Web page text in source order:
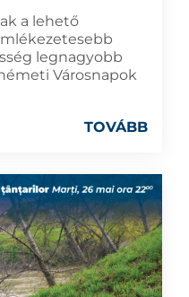
a lehető
legnagyobb
Városnapok
TOVÁBB